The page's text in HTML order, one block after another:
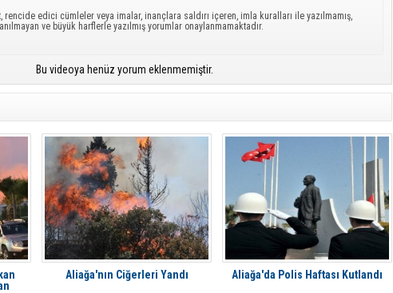
rencide edici cümleler veya imalar, inançlara saldırı içeren, imla kuralları ile yazılmamış,
ve büyük harflerle yazılmış yorumlar onaylanmamaktadır.
Bu videoya henüz yorum eklenmemiştir.
Aliağa'nın Ciğerleri Yandı Aliağa'da Polis Haftası Kutlandı